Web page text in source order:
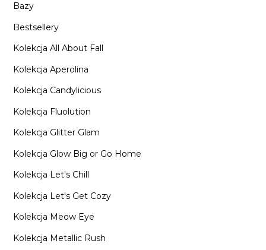
Bazy
Bestsellery
Kolekcja All About Fall
Kolekcja Aperolina
Kolekcja Candylicious
Kolekcja Fluolution
Kolekcja Glitter Glam
Kolekcja Glow Big or Go Home
Kolekcja Let's Chill
Kolekcja Let's Get Cozy
Kolekcja Meow Eye
Kolekcja Metallic Rush